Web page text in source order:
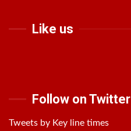
Like us
Follow on Twitter
Tweets by Key line times